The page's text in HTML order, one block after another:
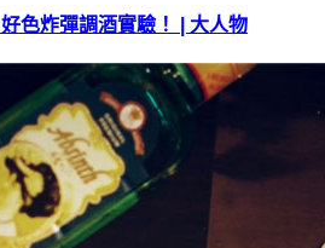
色炸彈調酒實驗！ | 大人物